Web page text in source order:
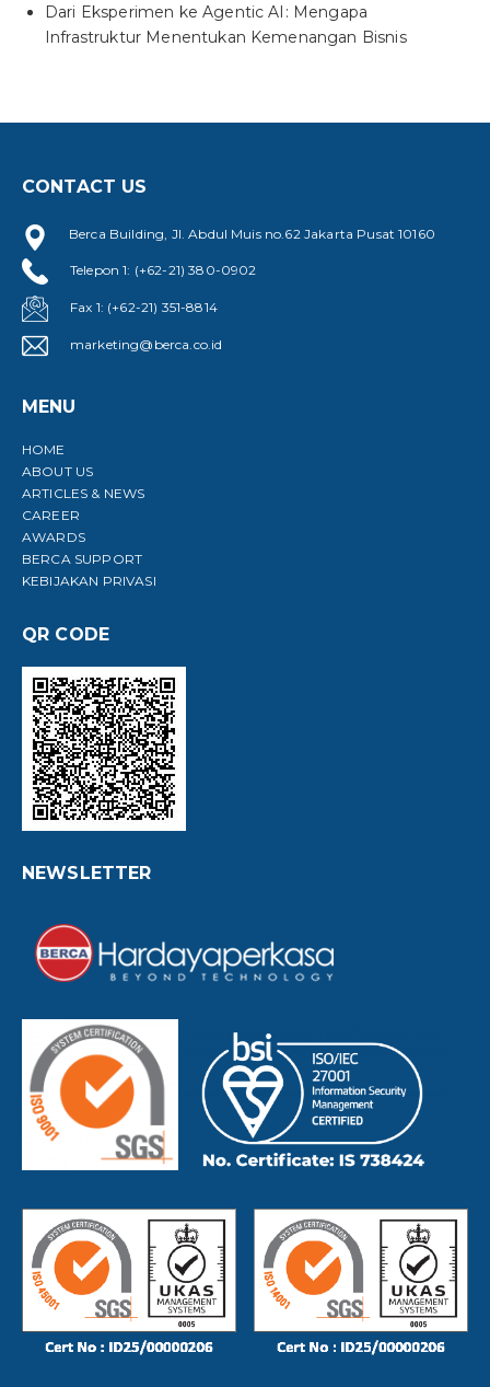
Dari Eksperimen ke Agentic AI: Mengapa
Infrastruktur Menentukan Kemenangan Bisnis
CONTACT US
Berca Building, Jl. Abdul Muis no.62 Jakarta Pusat 10160
Telepon 1: (+62-21) 380-0902
Fax 1: (+62-21) 351-8814
marketing@berca.co.id
MENU
HOME
ABOUT US
ARTICLES & NEWS
CAREER
AWARDS
BERCA SUPPORT
KEBIJAKAN PRIVASI
QR CODE
NEWSLETTER